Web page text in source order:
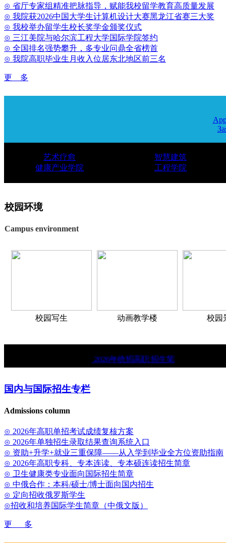
⊙ 省厅专家组精准把脉指导，赋能我校留学教育高质量发展
⊙ 我院获2026中国大学生计算机设计大赛黑龙江省赛三大奖
⊙ 我校举办留学生校长奖学金颁奖仪式
⊙ 三江美院与哈尔滨工程大学国际学院签约
⊙ 全国排名强势攀升，多专业问鼎全省榜首
⊙ 我院高职毕业生月收入位居东北地区前三名
更 多
艺术疗愈
健康产业学院
智慧建筑
工程学院
校园环境
Campus environment
校园写生 动画教学楼 校园
2026年统招高职招生简章。
国内与国际招生专栏
Admissions column
⊙ 2026年高职单招考试成绩复核方案
⊙ 2026年单独招生录取结果查询系统入口
⊙ 资助+升学+就业三重保障——从入学到毕业全方位资助指南
⊙ 2026年高职专科、专本连读、专本硕连读招生简章
⊙ 卫生健康类专业面向国际招生简章
⊙ 中俄合作：本科/硕士/博士面向国内招生
⊙ 定向招收俄罗斯学生
⊙招收和培养国际学生简章（中俄文版）
更 多